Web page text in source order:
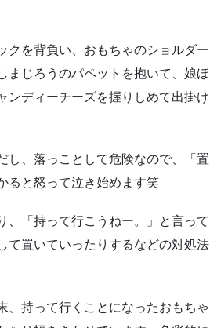
クを背負い、おもちゃのショルダー
まじろうのパペットを抱いて、娘ほ
ンディーチーズを握りしめて出掛け
し、落っことして危険なので、「置
ると怒って泣き始めます笑
、「持って行こうねー。」と言って
て置いていったりするなどの対処法
、持って行くことになったおもちゃ